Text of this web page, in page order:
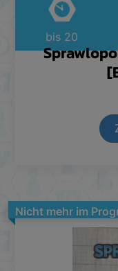
bis 20
Nicht mehr im